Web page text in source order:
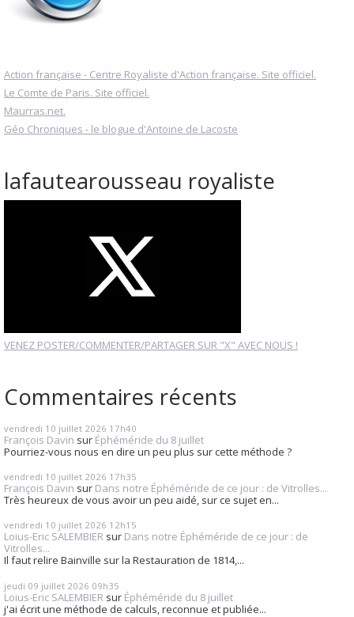
Action française - Centre Royaliste d'Action française. Site officiel.
Le Comte de Paris. Site officiel.
Maurras.net.
Géo Chroniques - le blogue d'Antoine de Lacoste
lafautearousseau royaliste
VENEZ POSTER/COMMENTER/PARTAGER SUR "X" AVEC NOUS !
Commentaires récents
vendredi 10 juillet 2026 17h40
François Davin sur Éphéméride du 8 juillet
Pourriez-vous nous en dire un peu plus sur cette méthode ?
vendredi 10 juillet 2026 17h35
François Davin sur Dans notre Éphéméride de ce jour : de Vitrolles...
Très heureux de vous avoir un peu aidé, sur ce sujet en...
vendredi 10 juillet 2026 12h15
Loius-Eric SALEMBIER sur Dans notre Éphéméride de ce jour : de
Vitrolles...
Il faut relire Bainville sur la Restauration de 1814,...
jeudi 09 juillet 2026 09h35
Loius-Eric SALEMBIER sur Éphéméride du 8 juillet
j'ai écrit une méthode de calculs, reconnue et publiée...